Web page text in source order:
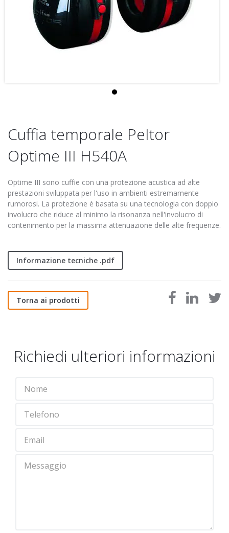
Cuffia temporale Peltor
Optime III H540A
Optime III sono cuffie con una protezione acustica ad alte
prestazioni sviluppata per l'uso in ambienti estremamente
rumorosi. La protezione è basata su una tecnologia con doppio
involucro che riduce al minimo la risonanza nell'involucro di
contenimento per la massima attenuazione delle alte frequenze.
Informazione tecniche .pdf
Torna ai prodotti
Richiedi ulteriori informazioni